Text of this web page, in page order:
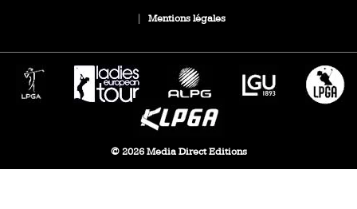
| Mentions légales
© 2026 Media Direct Editions